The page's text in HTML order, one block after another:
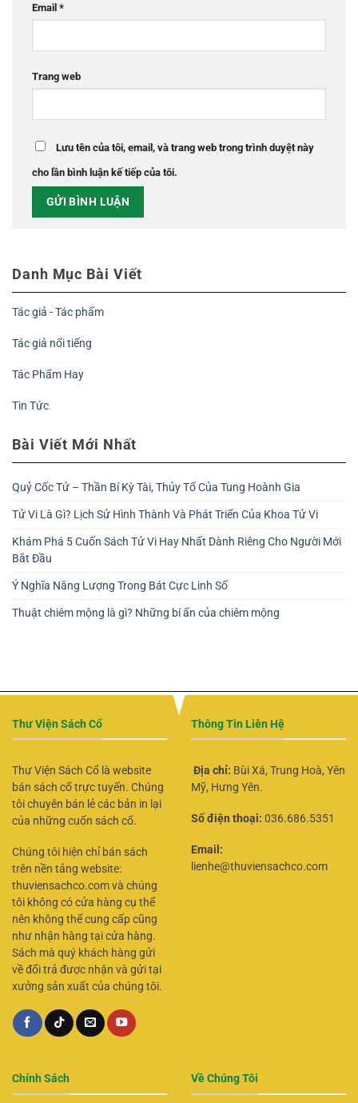
Email *
Trang web
Lưu tên của tôi, email, và trang web trong trình duyệt này
cho lần bình luận kế tiếp của tôi.
Danh Mục Bài Viết
Tác giả - Tác phẩm
Tác giả nổi tiếng
Tác Phẩm Hay
Tin Tức
Bài Viết Mới Nhất
Quỷ Cốc Tử – Thần Bí Kỳ Tài, Thủy Tổ Của Tung Hoành Gia
Tử Vi Là Gì? Lịch Sử Hình Thành Và Phát Triển Của Khoa Tử Vi
Khám Phá 5 Cuốn Sách Tử Vi Hay Nhất Dành Riêng Cho Người Mới
Bắt Đầu
Ý Nghĩa Năng Lượng Trong Bát Cực Linh Số
Thuật chiêm mộng là gì? Những bí ẩn của chiêm mộng
Thư Viện Sách Cổ
Thư Viện Sách Cổ là website
bán sách cổ trực tuyến. Chúng
tôi chuyên bán lẻ các bản in lại
của những cuốn sách cổ.
Chúng tôi hiện chỉ bán sách
trên nền tảng website:
thuviensachco.com và chúng
tôi không có cửa hàng cụ thể
nên không thể cung cấp cũng
như nhận hàng tại cửa hàng.
Sách mà quý khách hàng gửi
về đổi trả được nhận và gửi tại
xưởng sản xuất của chúng tôi.
Thông Tin Liên Hệ
Địa chỉ: Bùi Xá, Trung Hoà, Yên
Mỹ, Hưng Yên.
Số điện thoại: 036.686.5351
Email:
lienhe@thuviensachco.com
Chính Sách Về Chúng Tôi